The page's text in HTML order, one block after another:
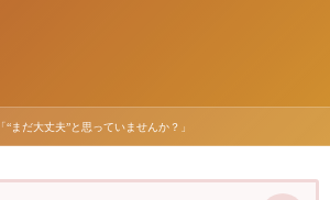
「“まだ大丈夫”と思っていませんか？」